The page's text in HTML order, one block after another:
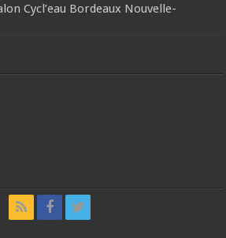
Cycl’eau Bordeaux Nouvelle-